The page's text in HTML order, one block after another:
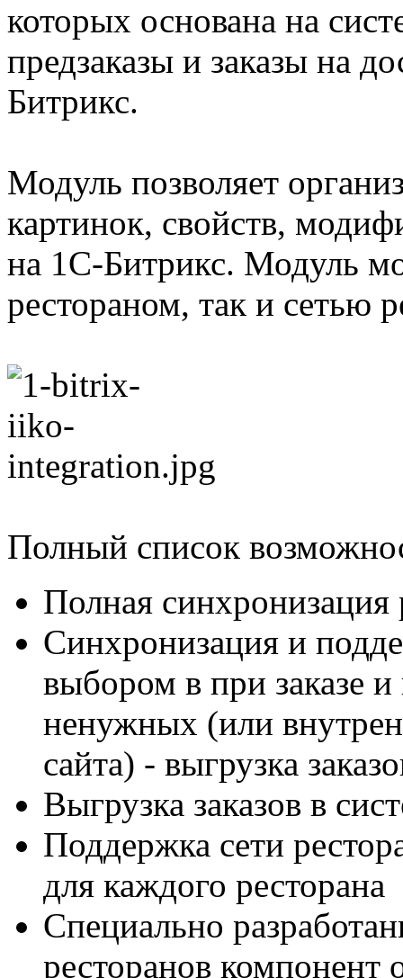
которых основана на
предзаказы и заказы на
Битрикс.
Модуль позволяет
картинок, свойств,
на 1С-Битрикс. Модуль
рестораном, так и сетью
Полный список
Полная
Синхронизация и
выбором в при заказе
ненужных (или
сайта) - выгрузка
Выгрузка заказов в
Поддержка сети
для каждого ресторана
Специально
ресторанов компонент